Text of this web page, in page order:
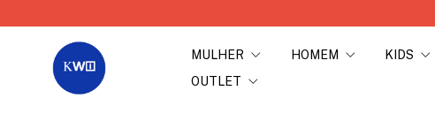
MULHER HOMEM KIDS
OUTLET